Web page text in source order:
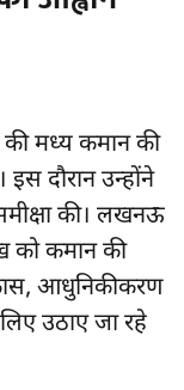
मध्य कमान की
दौरान उन्होंने
की। लखनऊ
को कमान की
आधुनिकीकरण
उठाए जा रहे